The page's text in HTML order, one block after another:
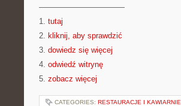
———————————
1. tutaj
2. kliknij, aby sprawdzić
3. dowiedz się więcej
4. odwiedź witrynę
5. zobacz więcej
CATEGORIES: RESTAURACJE I KAWIARNIE